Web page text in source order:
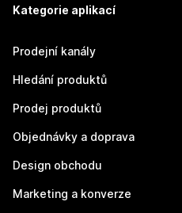
Kategorie aplikací
Prodejní kanály
Hledání produktů
Prodej produktů
Objednávky a doprava
Design obchodu
Marketing a konverze